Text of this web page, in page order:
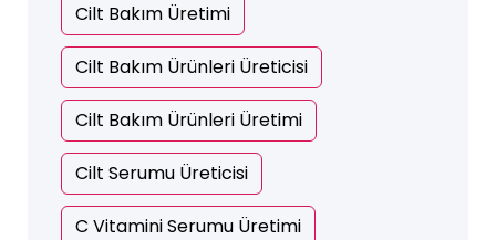
Cilt Bakım Üretimi
Cilt Bakım Ürünleri Üreticisi
Cilt Bakım Ürünleri Üretimi
Cilt Serumu Üreticisi
C Vitamini Serumu Üretimi